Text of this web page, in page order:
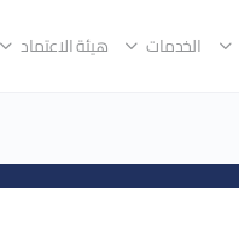
الخدمات هيئة الاعتماد